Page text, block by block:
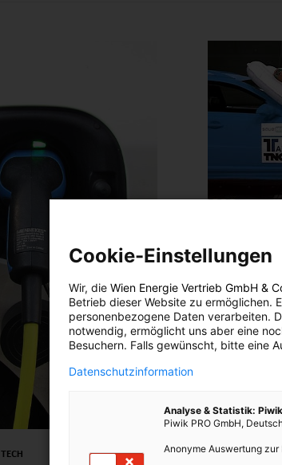
TECH
Airbags retten
15. MÄRZ
Airbags
nur die Insassen
man sich
Cookie-Einstellungen
Wir, die Wien Energie Vertrieb GmbH &
Betrieb dieser Website zu ermöglichen.
personenbezogene Daten verarbeiten.
notwendig, ermöglicht uns aber eine
Besuchern. Falls gewünscht, bitte eine
Datenschutzinformation
Analyse & Statistik:
Piwik PRO GmbH,
Anonyme Auswertung